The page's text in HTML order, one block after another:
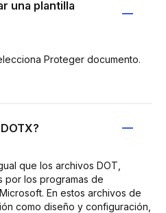
una plantilla
Proteger documento.
que los archivos DOT,
por los programas de
En estos archivos de
como diseño y configuración,